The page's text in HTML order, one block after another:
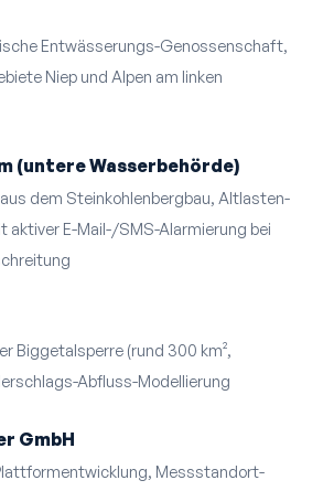
Entwässerungs-Genossenschaft,
Niep und Alpen am linken
(untere Wasserbehörde)
dem Steinkohlenbergbau, Altlasten­
aktiver E-Mail-/SMS-Alarmierung bei
Biggetalsperre (rund 300 km²,
Abfluss-Modellierung
GmbH
Mess­standort-